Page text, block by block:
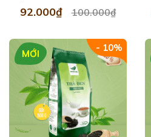
92.000₫ 100.000₫
- 10%
MỚI